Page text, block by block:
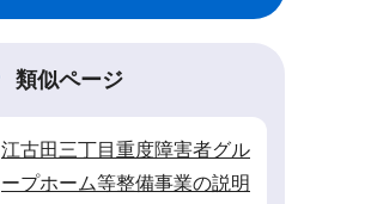
類似ページ
江古田三丁目重度障害者グル
ープホーム等整備事業の説明